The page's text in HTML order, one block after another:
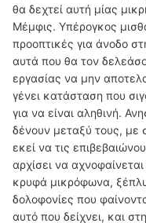
θα δεχτεί αυτή μίας
Μέμφις. Υπέρογκος
προοπτικές για άνοδο
αυτά που θα τον
εργασίας να μην
γένει κατάσταση που
για να είναι αληθινή.
δένουν μεταξύ τους, με
εκεί να τις
αρχίσει να
κρυφά μικρόφωνα,
δολοφονίες που
αυτό που δείχνει, και